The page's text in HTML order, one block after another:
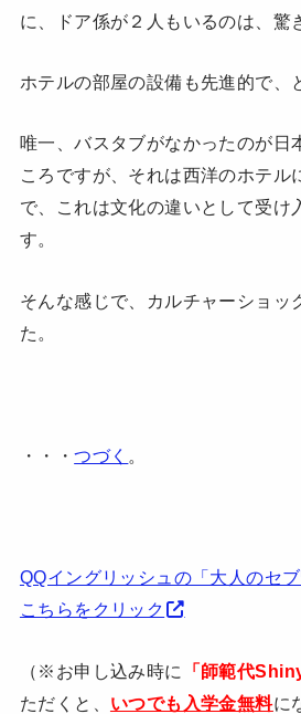
に、ドア係が２人もいるのは、驚
ホテルの部屋の設備も先進的で、
唯一、バスタブがなかったのが日
ころですが、それは西洋のホテル
で、これは文化の違いとして受け
す。
そんな感じで、カルチャーショッ
た。
・・・つづく
QQイングリッシュの「大人のセ
こちらをクリック
（※お申し込み時に 「師範代
ただくと、 いつでも入学金無料に